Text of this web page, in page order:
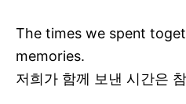
The times we spent
memories.
저희가 함께 보낸 시간은